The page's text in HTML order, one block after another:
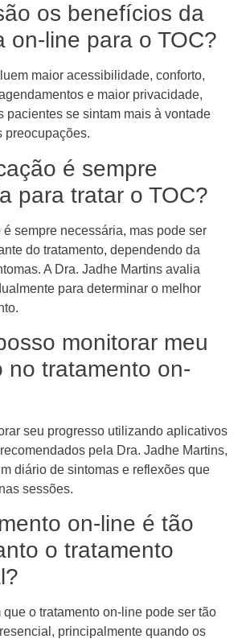
os benefícios da
on-line para o TOC?
maior acessibilidade, conforto,
e maior privacidade,
pacientes se sintam mais à vontade
preocupações.
é sempre
para tratar o TOC?
sempre necessária, mas pode ser
do tratamento, dependendo da
A Dra. Jadhe Martins avalia
para determinar o melhor
monitorar meu
no tratamento on-
seu progresso utilizando aplicativos
pela Dra. Jadhe Martins,
diário de sintomas e reflexões que
sessões.
on-line é tão
o tratamento
que o tratamento on-line pode ser tão
principalmente quando os